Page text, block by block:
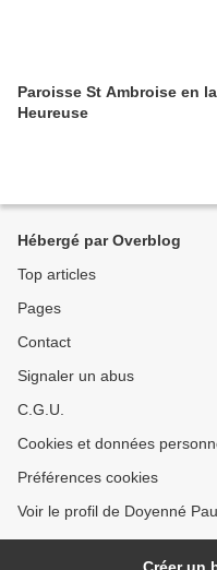
Paroisse St Ambroise en
Heureuse
Hébergé par Overblog
Top articles
Pages
Contact
Signaler un abus
C.G.U.
Cookies et données
Préférences cookies
Voir le profil de Doyenné